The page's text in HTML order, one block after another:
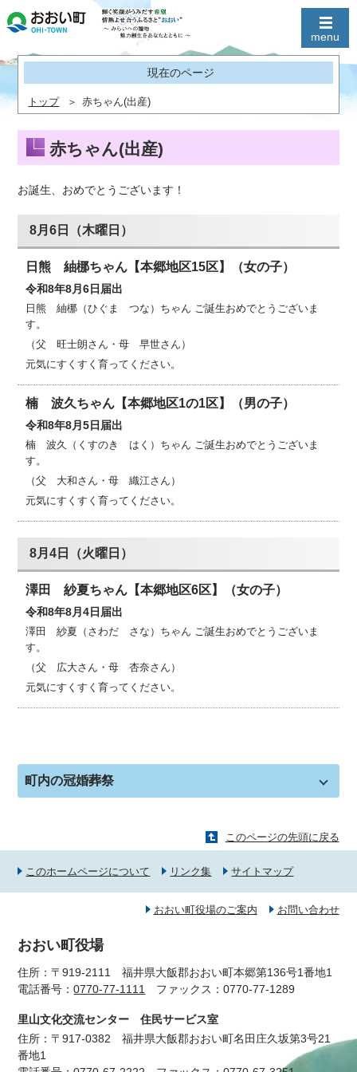
現在のページ
トップ 赤ちゃん(出産)
赤ちゃん(出産)
お誕生、おめでとうございます！
8月6日（木曜日）
日熊 紬梛ちゃん【本郷地区15区】（女の子）
令和8年8月6日届出
日熊 紬梛（ひぐま つな）ちゃん ご誕生おめでとうございま
す。
（父 旺士朗さん・母 早世さん）
元気にすくすく育ってください。
楠 波久ちゃん【本郷地区1の1区】（男の子）
令和8年8月5日届出
楠 波久（くすのき はく）ちゃん ご誕生おめでとうございま
す。
（父 大和さん・母 織江さん）
元気にすくすく育ってください。
8月4日（火曜日）
澤田 紗夏ちゃん【本郷地区6区】（女の子）
令和8年8月4日届出
澤田 紗夏（さわだ さな）ちゃん ご誕生おめでとうございま
す。
（父 広大さん・母 杏奈さん）
元気にすくすく育ってください。
町内の冠婚葬祭
このページの先頭に戻る
このホームページについて リンク集 サイトマップ
おおい町役場のご案内 お問い合わせ
おおい町役場
住所：〒919-2111 福井県大飯郡おおい町本郷第136号1番地1
電話番号：0770-77-1111 ファックス：0770-77-1289
里山文化交流センター 住民サービス室
住所：〒917-0382 福井県大飯郡おおい町名田庄久坂第3号21
番地1